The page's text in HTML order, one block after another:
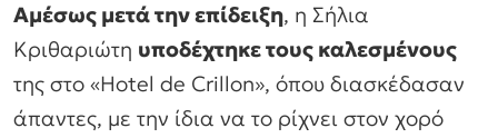
Αμέσως μετά την επίδειξη, η Σήλια
Κριθαριώτη υποδέχτηκε τους καλεσμένους
της στο «Hotel de Crillon», όπου διασκέδασαν
άπαντες, με την ίδια να το ρίχνει στον χορό